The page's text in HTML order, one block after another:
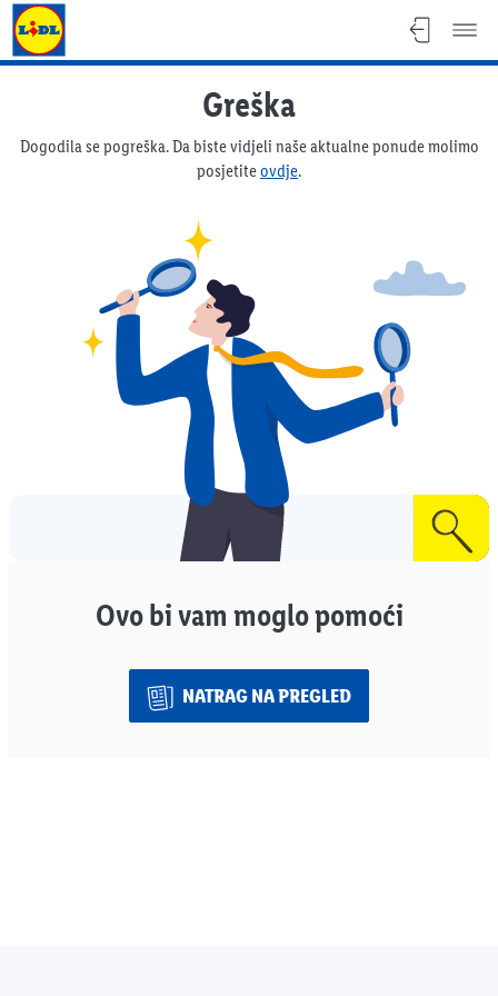
Lidl katalog
Greška
Dogodila se pogreška. Da biste vidjeli naše aktualne ponude molimo
posjetiteovdje.
Ovo bi vam moglo pomoći
NATRAG NA PREGLED